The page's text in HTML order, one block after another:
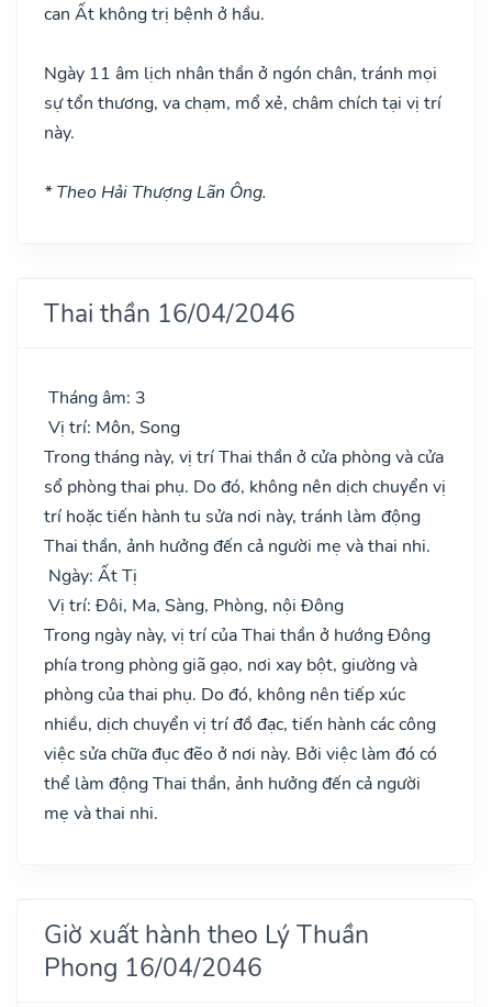
can Ất không trị bệnh ở hầu.
Ngày 11 âm lịch nhân thần ở ngón chân, tránh mọi
sự tổn thương, va chạm, mổ xẻ, châm chích tại vị trí
này.
* Theo Hải Thượng Lãn Ông.
Thai thần 16/04/2046
Tháng âm: 3
Vị trí: Môn, Song
Trong tháng này, vị trí Thai thần ở cửa phòng và cửa
sổ phòng thai phụ. Do đó, không nên dịch chuyển vị
trí hoặc tiến hành tu sửa nơi này, tránh làm động
Thai thần, ảnh hưởng đến cả người mẹ và thai nhi.
Ngày: Ất Tị
Vị trí: Đôi, Ma, Sàng, Phòng, nội Đông
Trong ngày này, vị trí của Thai thần ở hướng Đông
phía trong phòng giã gạo, nơi xay bột, giường và
phòng của thai phụ. Do đó, không nên tiếp xúc
nhiều, dịch chuyển vị trí đồ đạc, tiến hành các công
việc sửa chữa đục đẽo ở nơi này. Bởi việc làm đó có
thể làm động Thai thần, ảnh hưởng đến cả người
mẹ và thai nhi.
Giờ xuất hành theo Lý Thuần
Phong 16/04/2046